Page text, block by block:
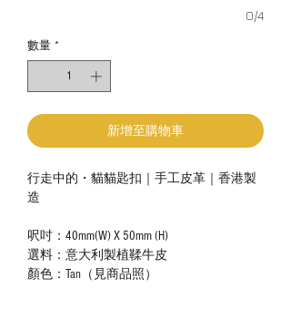
0/4
數量 *
新增至購物車
行走中的・貓貓匙扣｜手工皮革｜香港製
造
呎吋：40mm(W) X 50mm (H)
選料：意大利製植鞣牛皮
顏色：Tan（見商品照）